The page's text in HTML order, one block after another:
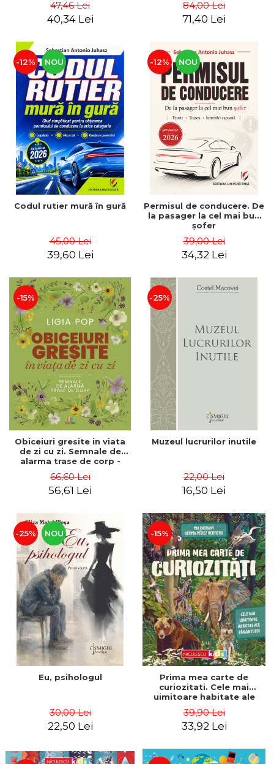
47,46 Lei
40,34 Lei
84,00 Lei
71,40 Lei
-12% NOU
Codul rutier mură în gură
45,00 Lei
39,60 Lei
-12% NOU
Permisul de conducere. De
la pasager la cel mai bun
şofer
39,00 Lei
34,32 Lei
-15%
Obiceiuri gresite in viata
de zi cu zi. Semnale de
alarma trase de corp -
66,60 Lei
56,61 Lei
-25%
Muzeul lucrurilor inutile
22,00 Lei
16,50 Lei
-25% NOU
Eu, psihologul
30,00 Lei
22,50 Lei
-15%
Prima mea carte de
curiozitati. Cele mai
uimitoare habitate ale
Gemma Perez Herrero
39,90 Lei
33,92 Lei